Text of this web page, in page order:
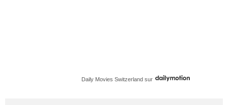
Daily Movies Switzerland sur